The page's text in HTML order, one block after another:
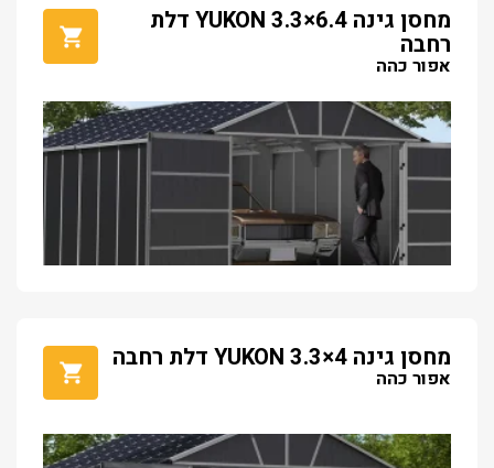
מחסן גינה YUKON 3.3×6.4 דלת
רחבה
אפור כהה
מחסן גינה YUKON 3.3×4 דלת רחבה
אפור כהה